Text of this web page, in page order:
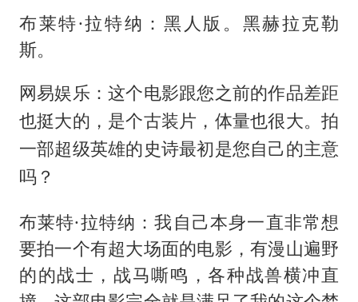
布莱特·拉特纳：黑人版。黑赫拉克勒
斯。
网易娱乐：这个电影跟您之前的作品差距
也挺大的，是个古装片，体量也很大。拍
一部超级英雄的史诗最初是您自己的主意
吗？
布莱特·拉特纳：我自己本身一直非常想
要拍一个有超大场面的电影，有漫山遍野
的的战士，战马嘶鸣，各种战兽横冲直